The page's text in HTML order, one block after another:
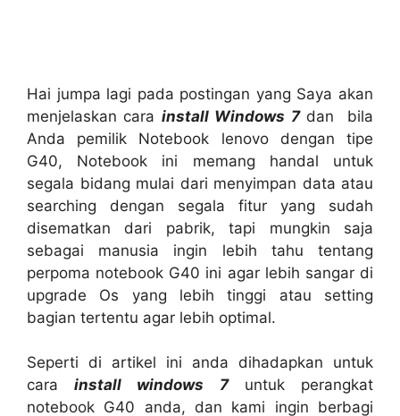
Hai jumpa lagi pada postingan yang Saya akan
menjelaskan cara install Windows 7dan bila
Anda pemilik Notebook lenovo dengan tipe
G40, Notebook ini memang handal untuk
segala bidang mulai dari menyimpan data atau
searching dengan segala fitur yang sudah
disematkan dari pabrik, tapi mungkin saja
sebagai manusia ingin lebih tahu tentang
perpoma notebook G40 ini agar lebih sangar di
upgrade Os yang lebih tinggi atau setting
bagian tertentu agar lebih optimal.
Seperti di artikel ini anda dihadapkan untuk
carainstall windows 7untuk perangkat
notebook G40 anda, dan kami ingin berbagi